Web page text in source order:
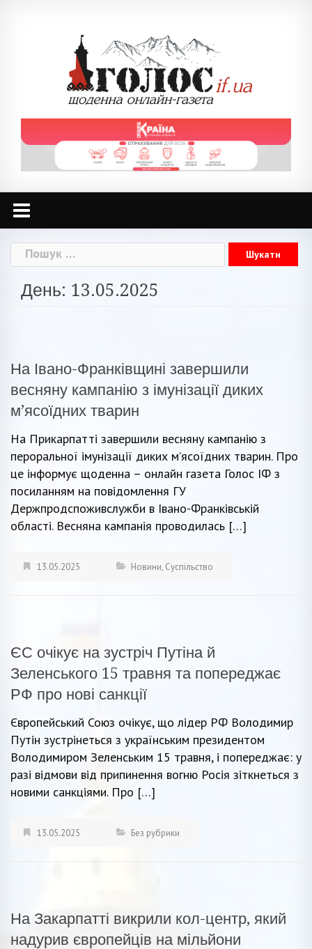
Пошук:
День: 13.05.2025
На Івано-Франківщині завершили
весняну кампанію з імунізації диких
м’ясоїдних тварин
На Прикарпатті завершили весняну кампанію з
пероральної імунізації диких м’ясоїдних тварин. Про
це інформує щоденна – онлайн газета Голос ІФ з
посиланням на повідомлення ГУ
Держпродспоживслужби в Івано-Франківській
області. Весняна кампанія проводилась […]
13.05.2025 Новини, Суспільство
ЄС очікує на зустріч Путіна й
Зеленського 15 травня та попереджає
РФ про нові санкції
Європейський Союз очікує, що лідер РФ Володимир
Путін зустрінеться з українським президентом
Володимиром Зеленським 15 травня, і попереджає: у
разі відмови від припинення вогню Росія зіткнеться з
новими санкціями. Про […]
13.05.2025 Без рубрики
На Закарпатті викрили кол-центр, який
надурив європейців на мільйони